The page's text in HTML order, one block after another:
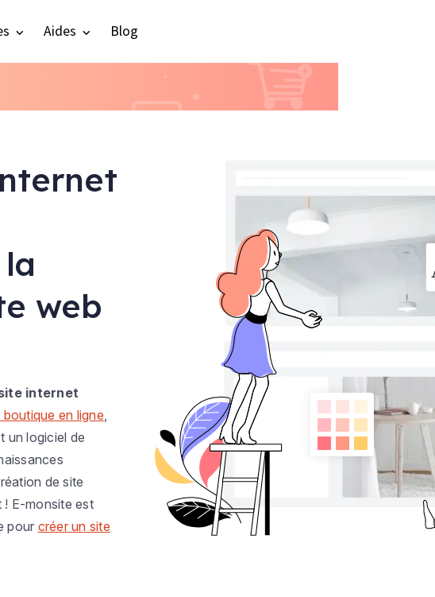
Aides Blog
web
internet
en ligne,
un logiciel de
de site
E-monsite est
pour créer un site